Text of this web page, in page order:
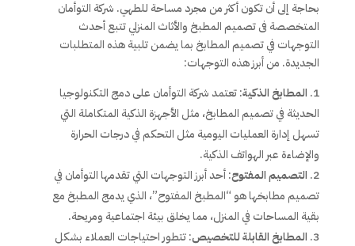
بحاجة إلى أن تكون أكثر من مجرد مساحة للطهي. شركة التوأمان
المتخصصة فى تصميم المطبخ والأثاث المنزلي تتبع أحدث
التوجهات في تصميم المطابخ بما يضمن تلبية هذه المتطلبات
الجديدة. من أبرز هذه التوجهات:
المطابخ الذكية: تعتمد شركة التوأمان على دمج التكنولوجيا
الحديثة في تصميم المطابخ، مثل الأجهزة الذكية المتكاملة التي
تسهل إدارة العمليات اليومية مثل التحكم في درجات الحرارة
والإضاءة عبر الهواتف الذكية.
التصميم المفتوح: أحد أبرز التوجهات التي تقدمها التوأمان في
تصميم مطابخها هو “المطبخ المفتوح”، الذي يدمج المطبخ مع
بقية المساحات في المنزل، مما يخلق بيئة اجتماعية ومريحة.
المطابخ القابلة للتخصيص: تتطور احتياجات العملاء بشكل